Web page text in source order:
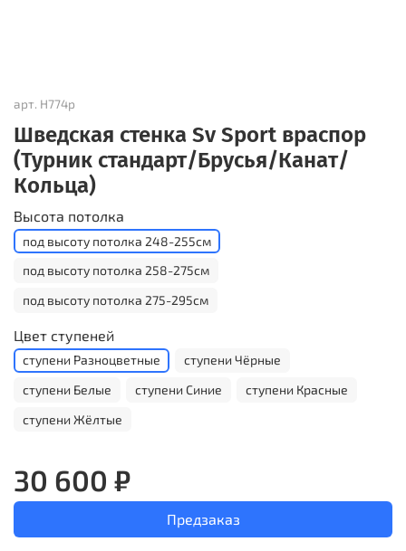
арт. Н774р
Шведская стенка Sv Sport враспор
(Турник стандарт/Брусья/Канат/
Кольца)
Высота потолка
под высоту потолка 248-255см
под высоту потолка 258-275см
под высоту потолка 275-295см
Цвет ступеней
ступени Разноцветные
ступени Чёрные
ступени Белые
ступени Синие
ступени Красные
ступени Жёлтые
30 600 ₽
Предзаказ